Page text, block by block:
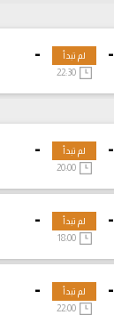
-
- لم تبدأ
-
- لم تبدأ
-
- لم تبدأ
18:00
-
- لم تبدأ